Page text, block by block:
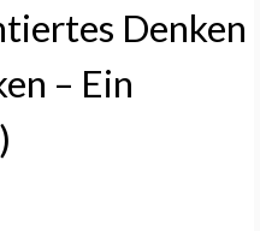
Denken
– Ein